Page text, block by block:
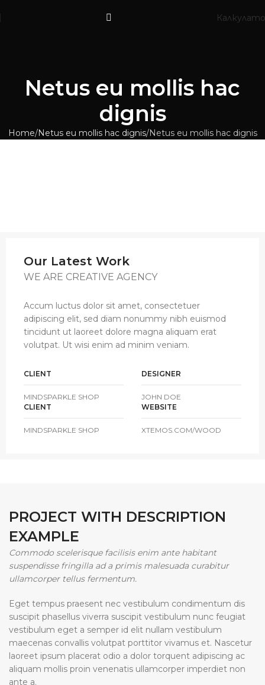
Netus eu mollis hac
dignis
Home Netus eu mollis hac dignis Netus eu mollis hac dignis
Our Latest Work
WE ARE CREATIVE AGENCY
Accum luctus dolor sit amet, consectetuer
adipiscing elit, sed diam nonummy nibh euismod
tincidunt ut laoreet dolore magna aliquam erat
volutpat. Ut wisi enim ad minim veniam.
CLIENT
MINDSPARKLE SHOP
DESIGNER
JOHN DOE
CLIENT
MINDSPARKLE SHOP
WEBSITE
XTEMOS.COM/WOOD
PROJECT WITH DESCRIPTION
EXAMPLE
Commodo scelerisque facilisis enim ante habitant
suspendisse fringilla ad a primis malesuada curabitur
ullamcorper tellus fermentum.
Eget tempus praesent nec vestibulum condimentum dis
suscipit phasellus viverra suscipit vestibulum nunc feugiat
vestibulum eget a semper id elit nullam vestibulum
maecenas convallis volutpat porttitor vivamus et. Nascetur
laoreet ipsum placerat odio a dolor torquent adipiscing ac
aliquam mollis proin venenatis ullamcorper imperdiet non
ante a.